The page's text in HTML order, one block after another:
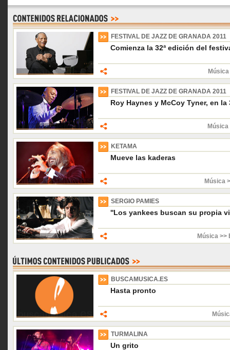
FESTIVAL DE JAZZ DE GRANADA 2011
Comienza la 32ª edición del
FESTIVAL DE JAZZ DE GRANADA 2011
Roy Haynes y McCoy Tyner, en la
KETAMA
Mueve las kaderas
Música
SERGIO PAMIES
''Los yankees buscan su propia
Música >>
BUSCAMUSICA.ES
Hasta pronto
TURMALINA
Un grito